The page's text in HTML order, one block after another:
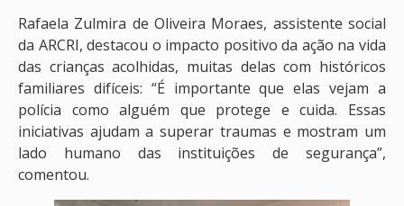
Rafaela Zulmira de Oliveira Moraes, assistente social
da ARCRI, destacou o impacto positivo da ação na vida
das crianças acolhidas, muitas delas com históricos
familiares difíceis: “É importante que elas vejam a
polícia como alguém que protege e cuida. Essas
iniciativas ajudam a superar traumas e mostram um
lado humano das instituições de segurança”,
comentou.